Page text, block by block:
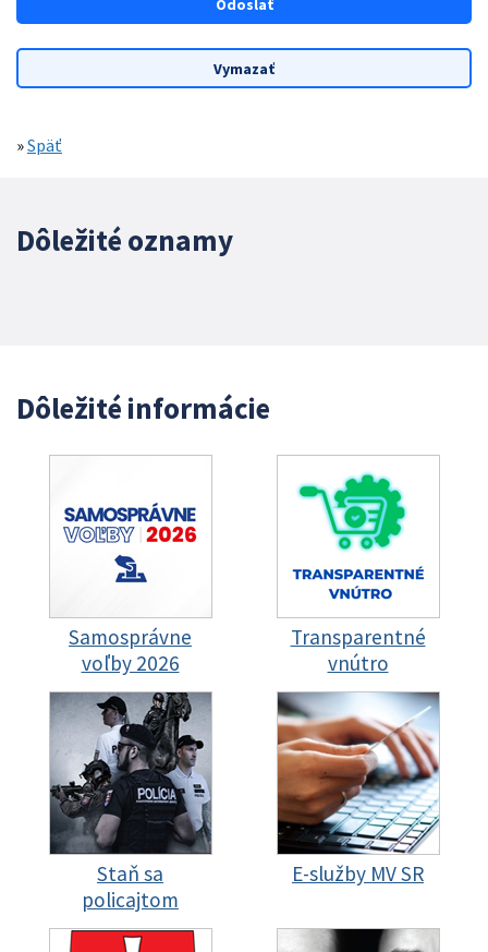
»Späť
Dôležité oznamy
Dôležité informácie
Samosprávne
voľby 2026
Transparentné
vnútro
Staň sa
policajtom
E-služby MV SR